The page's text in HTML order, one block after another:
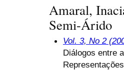
Amaral,
Semi-Árido
Vol. 3, No 2
Diálogos entre